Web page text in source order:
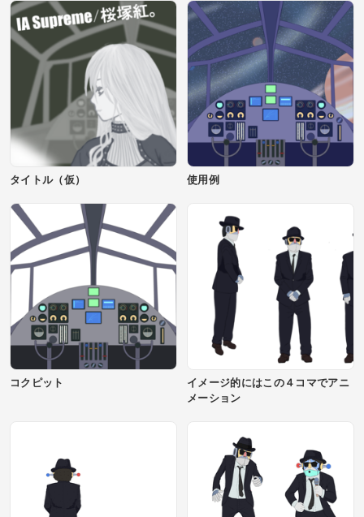
タイトル（仮） 使用例
コクピット
イメージ的にはこの４コマでアニ
メーション